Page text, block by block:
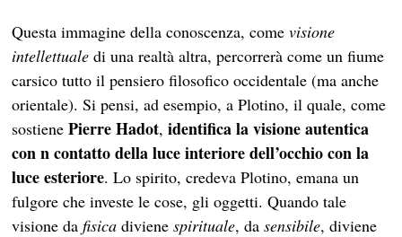
Questa immagine della conoscenza, comevisione
intellettuale di una realtà altra, percorrerà come un fiume
carsico tutto il pensiero filosofico occidentale (ma anche
orientale). Si pensi, ad esempio, a Plotino, il quale, come
sostienePierre Hadot,identifica la visione autentica
con n contatto della luce interiore dell’occhio con la
luce esteriore. Lo spirito, credeva Plotino, emana un
fulgore che investe le cose, gli oggetti. Quando tale
visione da fisica divienespirituale, dasensibile, diviene